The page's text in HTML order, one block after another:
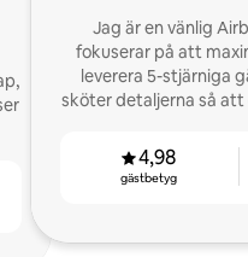
Jag är en vänlig
fokuserar på att
leverera 5-stjärniga
sköter detaljerna så att
4,98
gästbetyg